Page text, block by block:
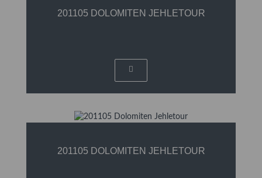
201105 DOLOMITEN JEHLETOUR
201105 DOLOMITEN JEHLETOUR